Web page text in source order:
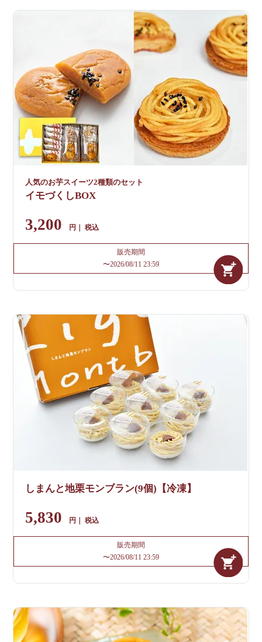
人気のお芋スイーツ2種類のセット
イモづくしBOX
3,200 税込
販売期間
〜2026/08/11 23:59
しまんと地栗モンブラン(9個)【冷凍】
5,830 税込
販売期間
〜2026/08/11 23:59